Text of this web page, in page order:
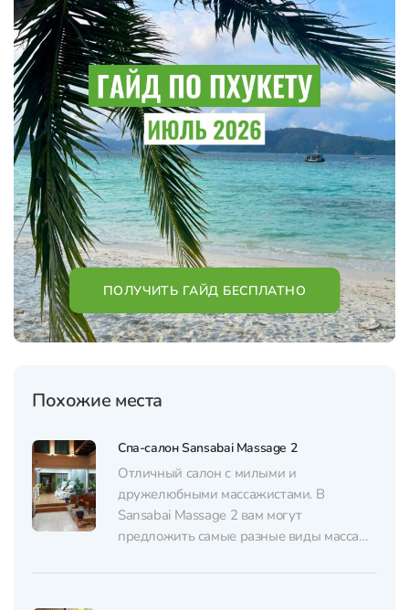
ПОЛУЧИТЬ ГАЙД БЕСПЛАТНО
Похожие места
Спа-салон Sansabai Massage 2
Отличный салон с милыми и
дружелюбными массажистами. В
Sansabai Massage 2 вам могут
предложить самые разные виды массажа
горячими камнями. Перед массажем вы